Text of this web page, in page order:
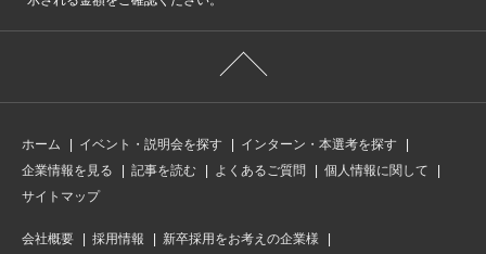
ホーム イベント・説明会を探す
インターン・本選考を探す
企業情報を見る
記事を読む よくあるご質問
個人情報に関して
サイトマップ
会社概要 採用情報
新卒採用をお考えの企業様